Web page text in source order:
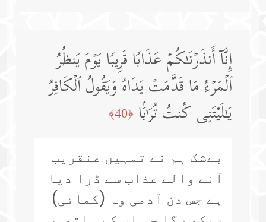
إِنَّاۤ أَنذَرۡنَـٰكُمۡ عَذَابࣰا قَرِیبࣰا یَوۡمَ یَنظُرُ
ٱلۡمَرۡءُ مَا قَدَّمَتۡ یَدَاهُ وَیَقُولُ ٱلۡكَافِرُ
یَـٰلَیۡتَنِی كُنتُ تُرَ ٰ⁠بَۢا ﴿40﴾
بےشک ہم نے تمہیں عنقریب
آنے والے عذاب سے ڈرا دیا
ہے جس دن آدمی وہ (کمائی)